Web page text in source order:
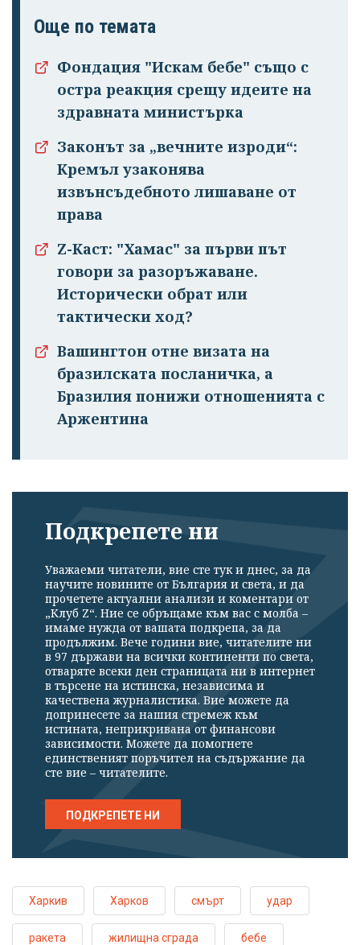
Още по темата
Фондация "Искам бебе" също с
остра реакция срещу идеите на
здравната министърка
Законът за „вечните изроди“:
Кремъл узаконява
извънсъдебното лишаване от
права
Z-Каст: "Хамас" за първи път
говори за разоръжаване.
Исторически обрат или
тактически ход?
Вашингтон отне визата на
бразилската посланичка, а
Бразилия понижи отношенията с
Аржентина
Подкрепете ни
Уважаеми читатели, вие сте тук и днес, за да
научите новините от България и света, и да
прочетете актуални анализи и коментари от
„Клуб Z“. Ние се обръщаме към вас с молба –
имаме нужда от вашата подкрепа, за да
продължим. Вече години вие, читателите ни
в 97 държави на всички континенти по света,
отваряте всеки ден страницата ни в интернет
в търсене на истинска, независима и
качествена журналистика. Вие можете да
допринесете за нашия стремеж към
истината, неприкривана от финансови
зависимости. Можете да помогнете
единственият поръчител на съдържание да
сте вие – читателите.
ПОДКРЕПЕТЕ НИ
Харкив Харков смърт удар
ракета жилищна сграда бебе